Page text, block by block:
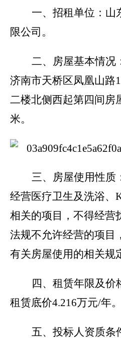
一、招租单位： 山
限公司。
二、房屋基本情况
济南市天桥区凤凰山路
二楼北侧西起第四间房
米。
三、房屋使用性质
经营医疗卫生及洗浴、
相关的项目，不得经营
法规不允许经营的项目
有关房屋使用的相关规
四、租赁年限及价
租赁底价4.216万元/年。
五、投标人资质条